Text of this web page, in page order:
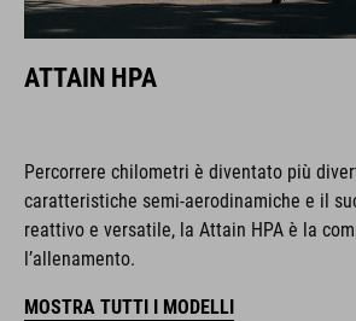
ATTAIN HPA
Percorrere chilometri è diventato più
caratteristiche semi-aerodinamiche e il
reattivo e versatile, la Attain HPA è la
l’allenamento.
MOSTRA TUTTI I MODELLI